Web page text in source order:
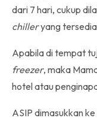
dari 7 hari, cukup
chilleryang
Apabila di tempat
freezer, maka
hotel atau
ASIP dimasukkan